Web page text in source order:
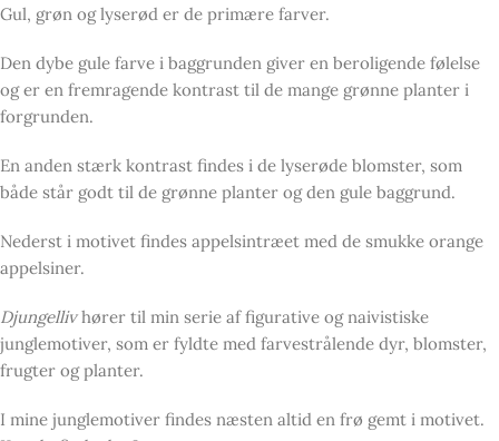
Gul, grøn og lyserød er de primære farver.
Den dybe gule farve i baggrunden giver en beroligende følelse
og er en fremragende kontrast til de mange grønne planter i
forgrunden.
En anden stærk kontrast findes i de lyserøde blomster, som
både står godt til de grønne planter og den gule baggrund.
Nederst i motivet findes appelsintræet med de smukke orange
appelsiner.
Djungellivhører til min serie af figurative og naivistiske
junglemotiver, som er fyldte med farvestrålende dyr, blomster,
frugter og planter.
I mine junglemotiver findes næsten altid en frø gemt i motivet.